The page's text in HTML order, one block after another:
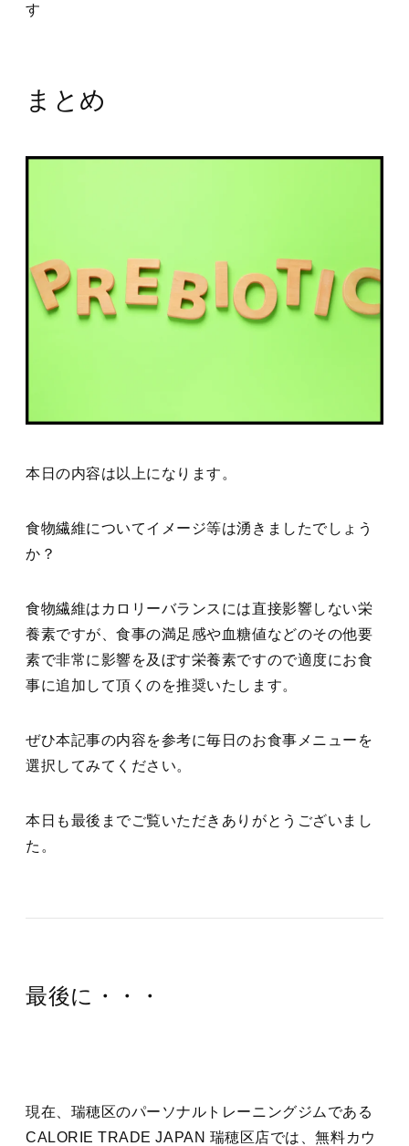
す
まとめ
本日の内容は以上になります。
食物繊維についてイメージ等は湧きましたでしょう
か？
食物繊維はカロリーバランスには直接影響しない栄
養素ですが、食事の満足感や血糖値などのその他要
素で非常に影響を及ぼす栄養素ですので適度にお食
事に追加して頂くのを推奨いたします。
ぜひ本記事の内容を参考に毎日のお食事メニューを
選択してみてください。
本日も最後までご覧いただきありがとうございまし
た。
最後に・・・
現在、瑞穂区のパーソナルトレーニングジムである
CALORIE TRADE JAPAN 瑞穂区店では、無料カウ